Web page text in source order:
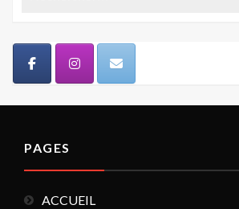
PAGES
ACCUEIL